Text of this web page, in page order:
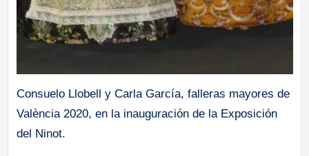
Consuelo Llobell y Carla García, falleras mayores de
València 2020, en la inauguración de la Exposición
del Ninot.